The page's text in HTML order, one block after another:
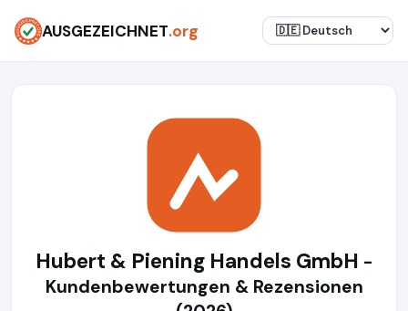
AUSGEZEICHNET.org
Hubert & Piening Handels GmbH -
Kundenbewertungen & Rezensionen